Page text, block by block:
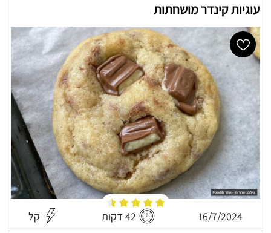
עוגיות קינדר מושחתות
16/7/2024 42 דקות קל